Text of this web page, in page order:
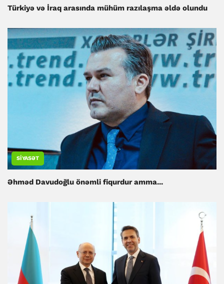
Türkiyə və İraq arasında mühüm razılaşma əldə olundu
SIYASƏT
Əhməd Davudoğlu önəmli fiqurdur amma...